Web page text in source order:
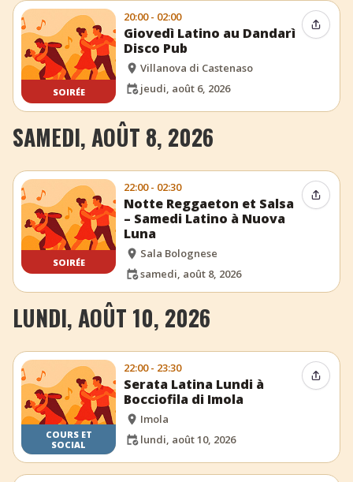
SOIRÉE
20:00 - 02:00
Giovedì Latino au Dandarì
Disco Pub
Villanova di Castenaso
jeudi, août 6, 2026
SAMEDI, AOÛT 8, 2026
SOIRÉE
22:00 - 02:30
Notte Reggaeton et Salsa
– Samedi Latino à Nuova
Luna
Sala Bolognese
samedi, août 8, 2026
LUNDI, AOÛT 10, 2026
COURS ET
SOCIAL
22:00 - 23:30
Serata Latina Lundi à
Bocciofila di Imola
Imola
lundi, août 10, 2026